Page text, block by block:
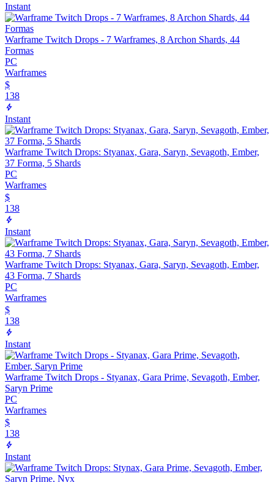
Instant
Warframe Twitch Drops - 7 Warframes, 8 Archon Shards, 44
Formas
PC
Warframes
$
138
Instant
Warframe Twitch Drops: Styanax, Gara, Saryn, Sevagoth, Ember,
37 Forma, 5 Shards
PC
Warframes
$
138
Instant
Warframe Twitch Drops: Styanax, Gara, Saryn, Sevagoth, Ember,
43 Forma, 7 Shards
PC
Warframes
$
138
Instant
Warframe Twitch Drops - Styanax, Gara Prime, Sevagoth, Ember,
Saryn Prime
PC
Warframes
$
138
Instant